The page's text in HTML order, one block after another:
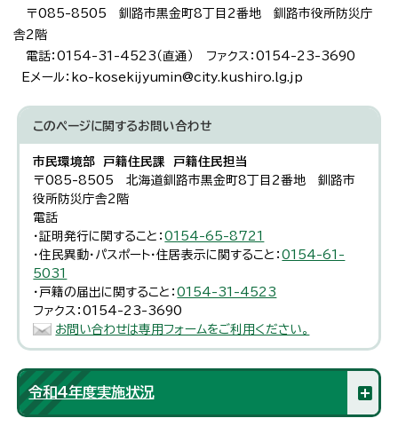
〒085-8505 釧路市黒金町8丁目2番地 釧路市役所防災庁
舎2階
電話：0154-31-4523（直通） ファクス：0154-23-3690
Eメール：ko-kosekijyumin@city.kushiro.lg.jp
このページに関するお問い合わせ
市民環境部 戸籍住民課 戸籍住民担当
〒085-8505 北海道釧路市黒金町8丁目2番地 釧路市
役所防災庁舎2階
電話
・証明発行に関すること：0154-65-8721
・住民異動・パスポート・住居表示に関すること：0154-61-
5031
・戸籍の届出に関すること：0154-31-4523
ファクス：0154-23-3690
お問い合わせは専用フォームをご利用ください。
令和4年度実施状況